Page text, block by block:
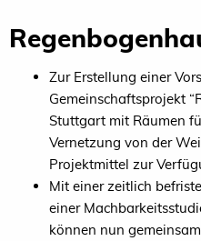
Zur Erstellung einer
Gemeinschaftsprojekt
Stuttgart mit Räumen
Vernetzung von der
Projektmittel zur
Mit einer zeitlich
einer
können nun